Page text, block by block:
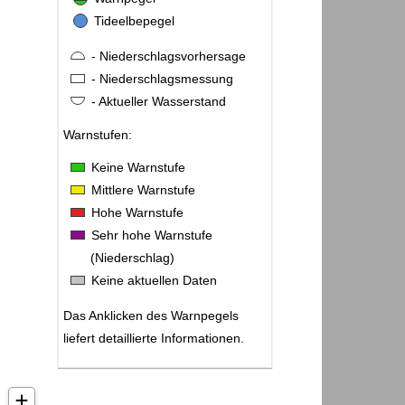
Tideelbepegel
- Niederschlagsvorhersage
- Niederschlagsmessung
- Aktueller Wasserstand
Warnstufen:
Keine Warnstufe
Mittlere Warnstufe
Hohe Warnstufe
Sehr hohe Warnstufe
(Niederschlag)
Keine aktuellen Daten
Das Anklicken des Warnpegels
liefert detaillierte Informationen.